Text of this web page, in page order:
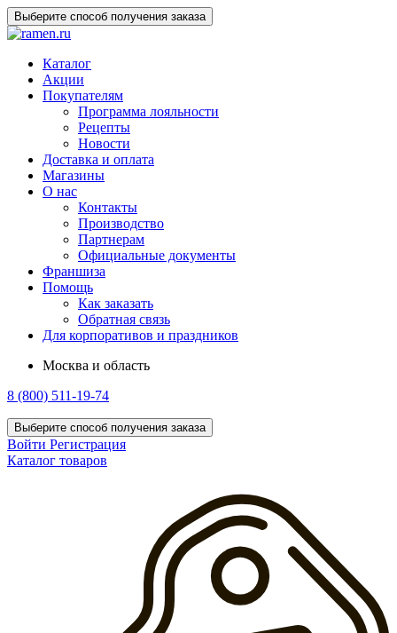
Выберите способ получения заказа
Каталог
Акции
Покупателям
Программа лояльности
Рецепты
Новости
Доставка и оплата
Магазины
О нас
Контакты
Производство
Партнерам
Официальные документы
Франшиза
Помощь
Как заказать
Обратная связь
Для корпоративов и праздников
Москва и область
8 (800) 511-19-74
Выберите способ получения заказа
Войти Регистрация
Каталог товаров